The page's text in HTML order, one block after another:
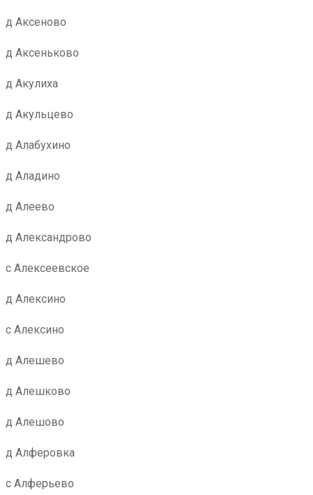
д Аксеново
д Аксеньково
д Акулиха
д Акульцево
д Алабухино
д Аладино
д Алеево
д Александрово
с Алексеевское
д Алексино
с Алексино
д Алешево
д Алешково
д Алешово
д Алферовка
с Алферьево